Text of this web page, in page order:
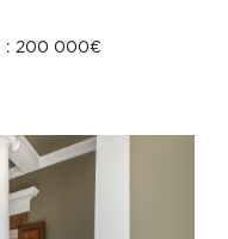
: 200 000€